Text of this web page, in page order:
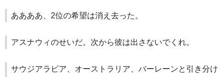
ああああ、2位の希望は消え去った。
アスナウィのせいだ。次から彼は出さないでくれ。
サウジアラビア、オーストラリア、バーレーンと引き分け